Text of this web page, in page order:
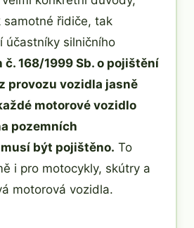
samotné řidiče, tak
účastníky silničního
č. 168/1999 Sb. o pojištění
provozu vozidla jasně
motorové vozidlo
pozemních
být pojištěno. To
i pro motocykly, skútry a
motorová vozidla.